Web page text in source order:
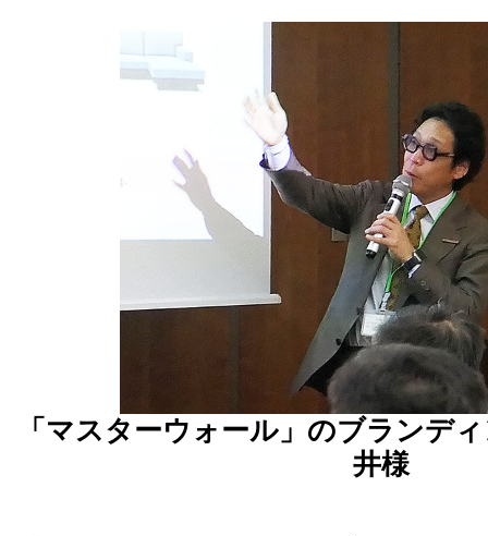
「マスターウォール」のブランデ
井様